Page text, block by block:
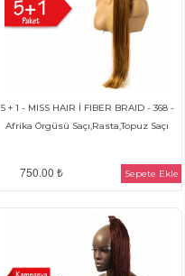
5 + 1 - MISS HAIR İ FIBER BRAID - 368 -
Afrika Örgüsü Saçı,Rasta,Topuz Saçı
750.00 ₺ Sepete Ekle